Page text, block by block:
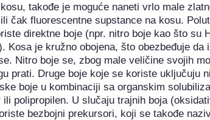
takođe je moguće naneti vrlo male
čak fluorescentne supstance na kosu.
direktne boje (npr. nitro boje kao što su
Kosa je kružno obojena, što obezbeđuje da
Nitro boje se, zbog male veličine svojih
prati. Druge boje koje se koriste uključuju
boje u kombinaciji sa organskim
ili polipropilen. U slučaju trajnih boja
bezbojni prekursori, koji se takođe